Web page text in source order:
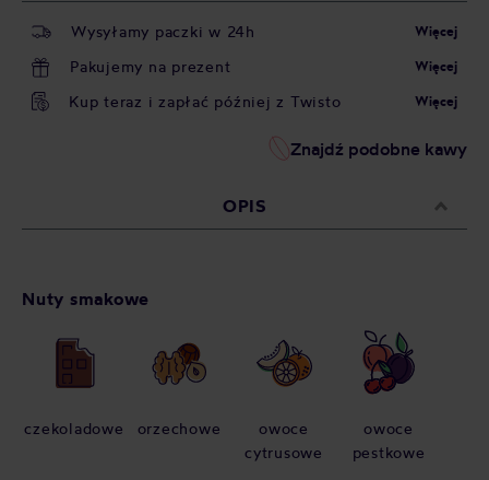
Wysyłamy paczki w 24h Więcej
Pakujemy na prezent Więcej
Kup teraz i zapłać później z Twisto Więcej
Znajdź podobne kawy
OPIS
Nuty smakowe
czekoladowe orzechowe
owoce
cytrusowe
owoce
pestkowe